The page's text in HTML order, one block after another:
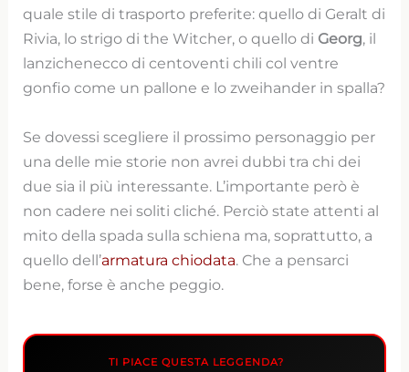
quale stile di trasporto preferite: quello di Geralt di
Rivia, lo strigo di the Witcher, o quello di Georg, il
lanzichenecco di centoventi chili col ventre
gonfio come un pallone e lo zweihander in spalla?
Se dovessi scegliere il prossimo personaggio per
una delle mie storie non avrei dubbi tra chi dei
due sia il più interessante. L’importante però è
non cadere nei soliti cliché. Perciò state attenti al
mito della spada sulla schiena ma, soprattutto, a
quello dell’armatura chiodata. Che a pensarci
bene, forse è anche peggio.
TI PIACE QUESTA LEGGENDA?